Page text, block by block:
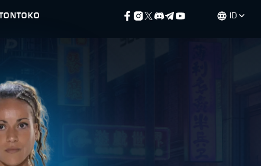
ID
TOKO